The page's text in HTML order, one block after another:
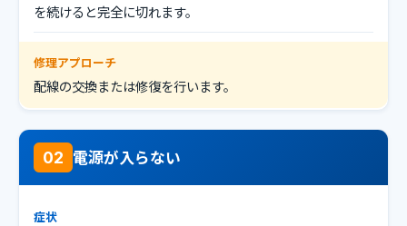
を続けると完全に切れます。
修理アプローチ
配線の交換または修復を行います。
02 電源が入らない
症状